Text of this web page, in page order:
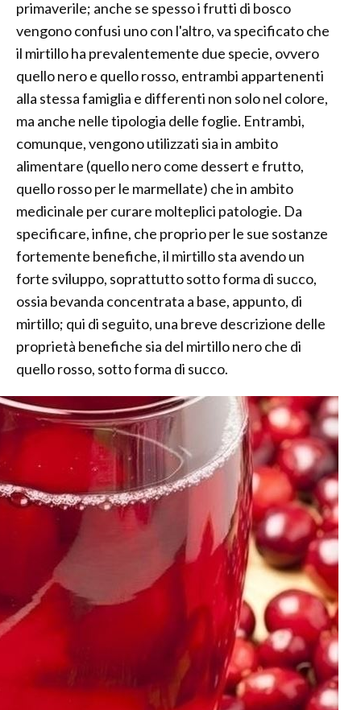
primaverile; anche se spesso i frutti di bosco
vengono confusi uno con l'altro, va specificato che
il mirtillo ha prevalentemente due specie, ovvero
quello nero e quello rosso, entrambi appartenenti
alla stessa famiglia e differenti non solo nel colore,
ma anche nelle tipologia delle foglie. Entrambi,
comunque, vengono utilizzati sia in ambito
alimentare (quello nero come dessert e frutto,
quello rosso per le marmellate) che in ambito
medicinale per curare molteplici patologie. Da
specificare, infine, che proprio per le sue sostanze
fortemente benefiche, il mirtillo sta avendo un
forte sviluppo, soprattutto sotto forma di succo,
ossia bevanda concentrata a base, appunto, di
mirtillo; qui di seguito, una breve descrizione delle
proprietà benefiche sia del mirtillo nero che di
quello rosso, sotto forma di succo.